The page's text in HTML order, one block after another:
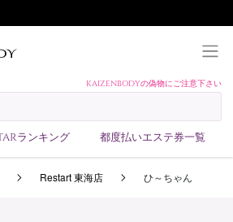
KAIZENBODYの偽物にご注意下さい
ランキング 都度払いエステ券一覧
予約方法
サロンランキング
Restart 東海店 ひ～ちゃん